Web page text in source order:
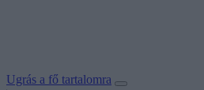
Ugrás a fő tartalomra